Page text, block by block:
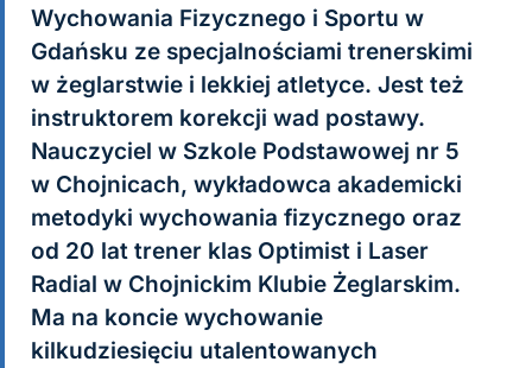
Wychowania Fizycznego i Sportu w
Gdańsku ze specjalnościami trenerskimi
w żeglarstwie i lekkiej atletyce. Jest też
instruktorem korekcji wad postawy.
Nauczyciel w Szkole Podstawowej nr 5
w Chojnicach, wykładowca akademicki
metodyki wychowania fizycznego oraz
od 20 lat trener klas Optimist i Laser
Radial w Chojnickim Klubie Żeglarskim.
Ma na koncie wychowanie
kilkudziesięciu utalentowanych